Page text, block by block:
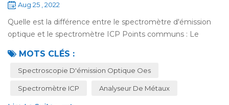
Aug 25 , 2022
Quelle est la différence entre le spectromètre d'émission
optique et le spectromètre ICP Points communs : Le
que celui du spectromètre ICP , qui...
MOTS CLÉS :
Spectroscopie D'émission Optique Oes
Spectromètre ICP Analyseur De Métaux